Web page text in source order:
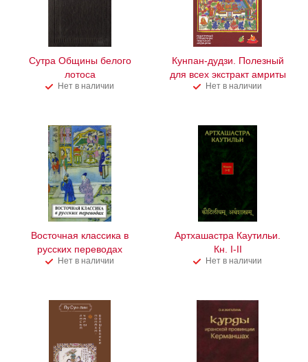
Сутра Общины белого
лотоса
Нет в наличии
Кунпан-дудзи. Полезный
для всех экстракт амриты
Нет в наличии
Восточная классика в
русских переводах
Нет в наличии
Артхашастра Каутильи.
Кн. I-II
Нет в наличии